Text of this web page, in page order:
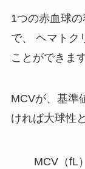
1つの赤血球
で、 ヘマトク
ことができます
MCVが、基準
ければ大球性
MCV（fL